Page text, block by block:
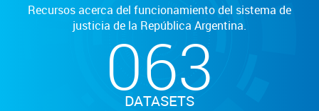
Recursos acerca del funcionamiento del sistema de
justicia de la República Argentina.
063
DATASETS